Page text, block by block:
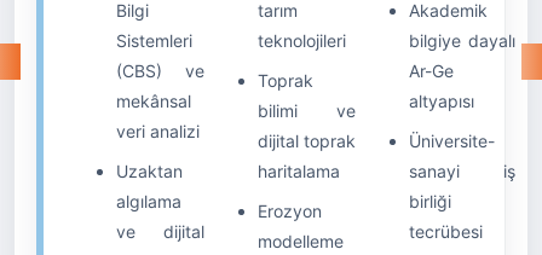
Bilgi
Sistemleri
(CBS) ve
mekânsal
veri analizi
Uzaktan
algılama
ve dijital
tarım
teknolojileri
Toprak
bilimi ve
dijital toprak
haritalama
Erozyon
modelleme
Akademik
bilgiye dayalı
Ar-Ge
altyapısı
Üniversite-
sanayi iş
birliği
tecrübesi